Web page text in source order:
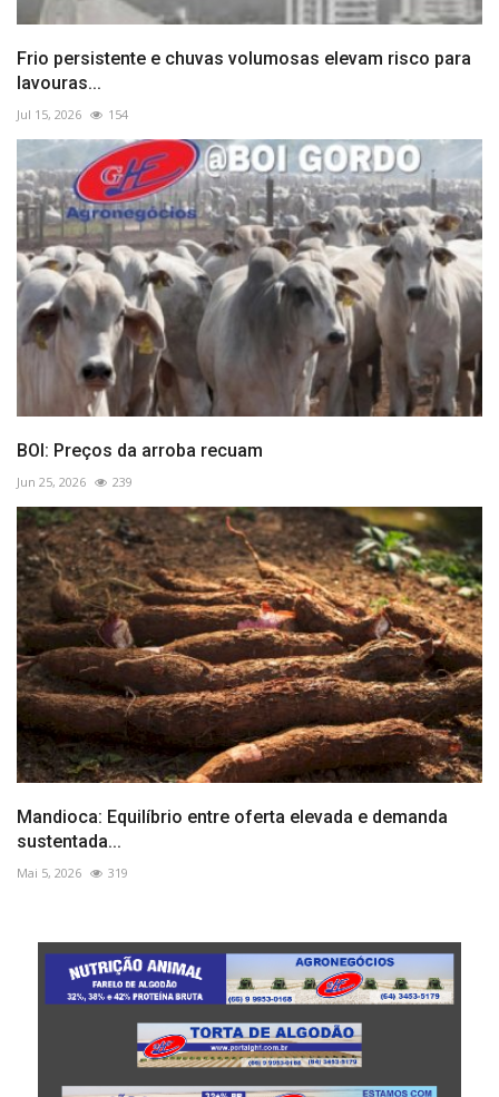
Frio persistente e chuvas volumosas elevam risco para
lavouras...
Jul 15, 2026 154
BOI: Preços da arroba recuam
Jun 25, 2026 239
Mandioca: Equilíbrio entre oferta elevada e demanda
sustentada...
Mai 5, 2026 319